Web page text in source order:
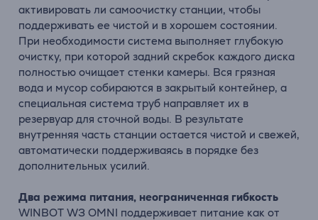
активировать ли самоочистку станции, чтобы
поддерживать ее чистой и в хорошем состоянии.
При необходимости система выполняет глубокую
очистку, при которой задний скребок каждого диска
полностью очищает стенки камеры. Вся грязная
вода и мусор собираются в закрытый контейнер, а
специальная система труб направляет их в
резервуар для сточной воды. В результате
внутренняя часть станции остается чистой и свежей,
автоматически поддерживаясь в порядке без
дополнительных усилий.
Два режима питания, неограниченная гибкость
WINBOT W3 OMNI поддерживает питание как от